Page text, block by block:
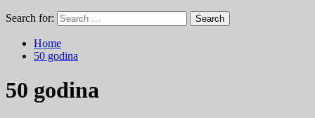
Search for:
Home
50 godina
50 godina